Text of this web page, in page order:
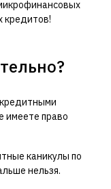
кредитов!
имеете право
каникулы по
нельзя.